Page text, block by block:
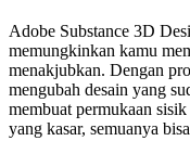
Adobe Substance 3D
memungkinkan kamu
menakjubkan. Dengan
mengubah desain yang
membuat permukaan
yang kasar, semuanya